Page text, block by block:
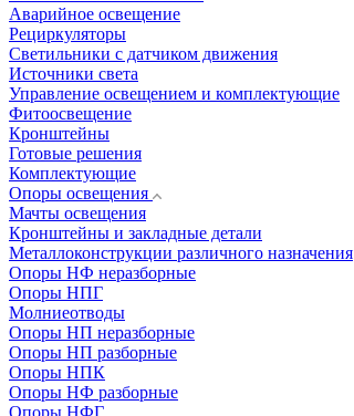
Аварийное освещение
Рециркуляторы
Светильники с датчиком движения
Источники света
Управление освещением и комплектующие
Фитоосвещение
Кронштейны
Готовые решения
Комплектующие
Опоры освещения
Мачты освещения
Кронштейны и закладные детали
Металлоконструкции различного назначения
Опоры НФ неразборные
Опоры НПГ
Молниеотводы
Опоры НП неразборные
Опоры НП разборные
Опоры НПК
Опоры НФ разборные
Опоры НФГ